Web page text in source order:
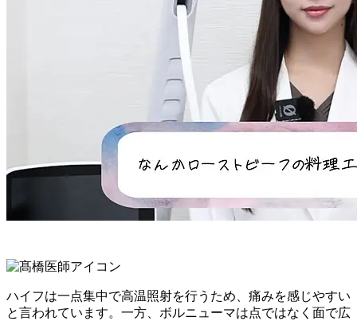
ハイフは一点集中で高温照射を行うため、痛みを感じやすい
と言われています。一方、ボルニューマは点ではなく面で広